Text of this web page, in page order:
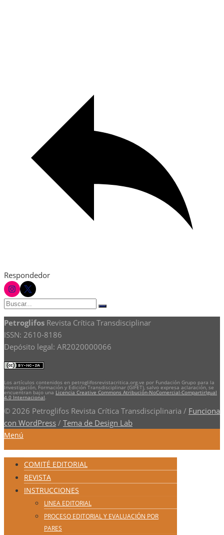
Respondedor
instagram
twitter
Buscar:
Buscar
Petroglifos Revista Crítica Transdisciplinar
ISSN: 2610-8186
Depósito legal: AR2020000066
Los artículos contenidos en petroglifosrevistacritica.org.ve por Fundación Grupo para la
Investigación, Formación y Edición Transdisciplinar (GIFET), salvo expresa aclaración, se
encuentran bajo una Licencia Creative Commons Atribución-NoComercial-CompartirIgual
4.0 Internacional.
© 2026 Petroglifos Revista Crítica Transdisciplinaria / Funciona
con WordPress / Tema de Design Lab
Menú
COMITÉ EDITORIAL
REVISTA
INSTRUCCIONES
LINEA EDITORIAL
PROCESO EDITORIAL Y EVALUACIÓN POR
PARES